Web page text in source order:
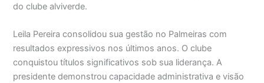
do clube alviverde.
Leila Pereira consolidou sua gestão no Palmeiras com
resultados expressivos nos últimos anos. O clube
conquistou títulos significativos sob sua liderança. A
presidente demonstrou capacidade administrativa e visão